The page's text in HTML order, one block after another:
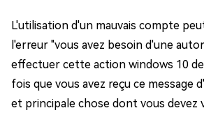
L'utilisation d'un mauvais compte
l'erreur "vous avez besoin d'une
effectuer cette action windows 10
fois que vous avez reçu ce message
et principale chose dont vous devez